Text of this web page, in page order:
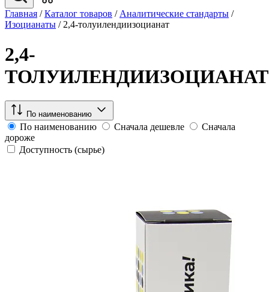
Главная / Каталог товаров / Аналитические стандарты /
Изоцианаты / 2,4-толуилендиизоцианат
2,4-
ТОЛУИЛЕНДИИЗОЦИАНАТ
По наименованию
По наименованию Сначала дешевле
Сначала
дороже
Доступность (сырье)